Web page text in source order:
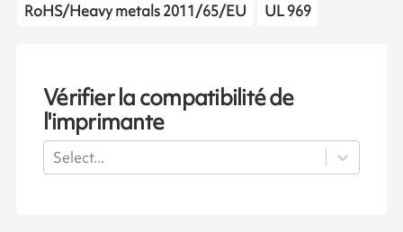
RoHS/Heavy metals 2011/65/EU
UL 969
Vérifier la compatibilité de
l'imprimante
Select...